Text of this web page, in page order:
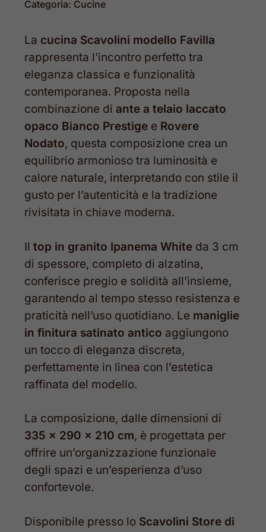
Categoria: Cucine
La cucina Scavolini modello Favilla
rappresenta l’incontro perfetto tra
eleganza classica e funzionalità
contemporanea. Proposta nella
combinazione di ante a telaio laccato
opaco Bianco Prestigee Rovere
Nodato, questa composizione crea un
equilibrio armonioso tra luminosità e
calore naturale, interpretando con stile il
gusto per l’autenticità e la tradizione
rivisitata in chiave moderna.
Il top in granito Ipanema Whiteda 3 cm
di spessore, completo di alzatina,
conferisce pregio e solidità all’insieme,
garantendo al tempo stesso resistenza e
praticità nell’uso quotidiano. Le maniglie
in finitura satinato antico aggiungono
un tocco di eleganza discreta,
perfettamente in linea con l’estetica
raffinata del modello.
La composizione, dalle dimensioni di
335 x 290 x 210 cm, è progettata per
offrire un’organizzazione funzionale
degli spazi e un’esperienza d’uso
confortevole.
Disponibile presso lo Scavolini Store di